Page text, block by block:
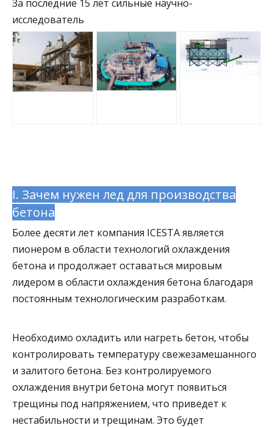
За последние 15 лет сильные научно-
исследователь
I. Зачем нужен лед для производства
бетона
Более десяти лет компания ICESTA является
пионером в области технологий охлаждения
бетона и продолжает оставаться мировым
лидером в области охлаждения бетона благодаря
постоянным технологическим разработкам.
Необходимо охладить или нагреть бетон, чтобы
контролировать температуру свежезамешанного
и залитого бетона. Без контролируемого
охлаждения внутри бетона могут появиться
трещины под напряжением, что приведет к
нестабильности и трещинам. Это будет